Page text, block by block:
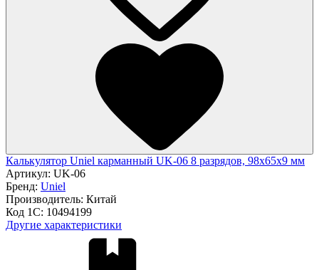
Калькулятор Uniel карманный UK-06 8 разрядов, 98х65х9 мм
Артикул: UK-06
Бренд: Uniel
Производитель: Китай
Код 1С: 10494199
Другие характеристики